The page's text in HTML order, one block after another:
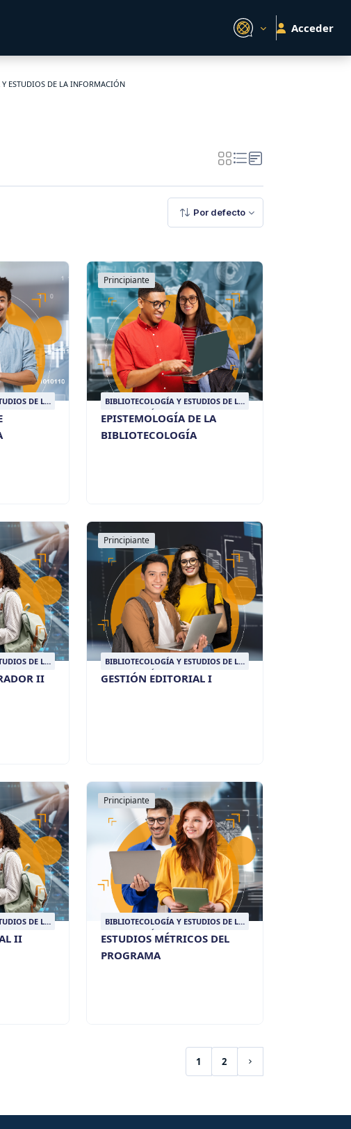
Acceder
ESTUDIOS DE LA INFORMACIÓN
Por defecto
DE LA
Principiante
BIBLIOTECOLOGÍA Y ESTUDIOS DE LA
INFORMACIÓN
EPISTEMOLOGÍA DE LA
BIBLIOTECOLOGÍA
DE LA
II
Principiante
BIBLIOTECOLOGÍA Y ESTUDIOS DE LA
INFORMACIÓN
GESTIÓN EDITORIAL I
DE LA
II
Principiante
BIBLIOTECOLOGÍA Y ESTUDIOS DE LA
INFORMACIÓN
ESTUDIOS MÉTRICOS DEL
PROGRAMA
1
(current)
2